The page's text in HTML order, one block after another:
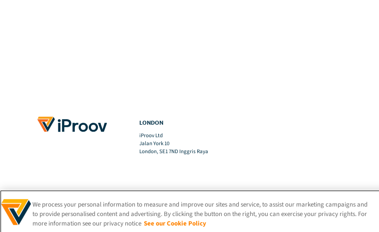
LONDON
iProov Ltd
Jalan York 10
London, SE1 7ND Inggris Raya
© 2026 iProov |Kebijakan Privasi
We process your personal information to measure and improve our sites and service, to assist our marketing campaigns and
to provide personalised content and advertising. By clicking the button on the right, you can exercise your privacy rights. For
more information see our privacy notice See our Cookie Policy